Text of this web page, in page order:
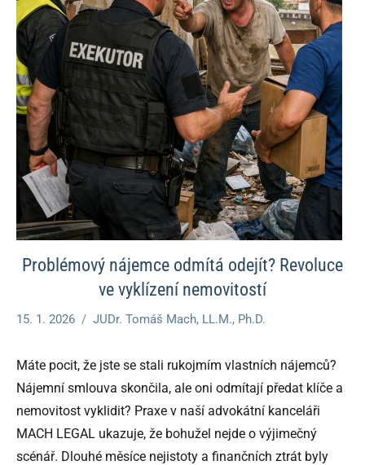
Problémový nájemce odmítá odejít? Revoluce
ve vyklízení nemovitostí
15. 1. 2026 JUDr. Tomáš Mach, LL.M., Ph.D.
Máte pocit, že jste se stali rukojmím vlastních nájemců?
Nájemní smlouva skončila, ale oni odmítají předat klíče a
nemovitost vyklidit? Praxe v naší advokátní kanceláři
MACH LEGAL ukazuje, že bohužel nejde o výjimečný
scénář. Dlouhé měsíce nejistoty a finančních ztrát byly